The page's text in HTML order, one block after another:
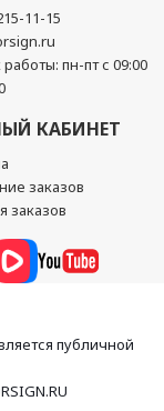
11-15
пн-пт с 09:00
КАБИНЕТ
заказов
заказов
публичной